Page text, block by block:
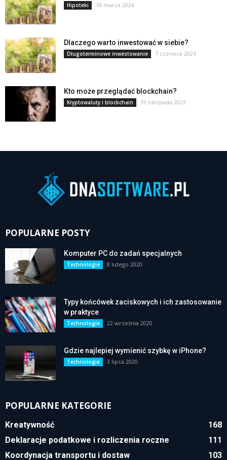
Hipoteki 18 marca 2024
Dlaczego warto inwestować w siebie?
Długoterminowe inwestowanie 7 czerwca 2024
Kto może przeglądać blockchain?
Kryptowaluty i blockchain 19 listopada 2023
POPULARNE POSTY
Komputer PC do zadań specjalnych
Technologie 8 lutego 2020
Typy końcówek zaciskowych i ich zastosowanie
w praktyce
Technologie 22 września 2020
Gdzie najlepiej wymienić szybkę w iPhone?
Technologie 3 lipca 2020
POPULARNE KATEGORIE
Kreatywność
168
Deklaracje podatkowe i rozliczenia roczne
111
Koordynacja transportu i dostaw
103